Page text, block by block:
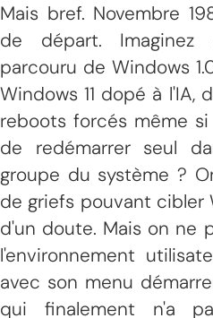
Mais bref. Novembre
de départ.
parcouru de Windows
Windows 11 dopé à l'IA,
reboots forcés même
de redémarrer seul
groupe du système ?
de griefs pouvant cibler
d'un doute. Mais on ne
l'environnement
avec son menu
qui finalement n'a